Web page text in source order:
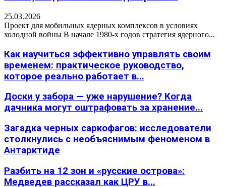
25.03.2026
Проект для мобильных ядерных комплексов в условиях
холодной войны В начале 1980-х годов стратегия ядерного...
Как научиться эффективно управлять своим
временем: практическое руководство,
которое реально работает в...
Доски у забора — уже нарушение? Когда
дачника могут оштрафовать за хранение...
Загадка черных саркофагов: исследователи
столкнулись с необъяснимым феноменом в
Антарктиде
Разбить на 12 зон и «русские острова»:
Медведев рассказал как ЦРУ в...